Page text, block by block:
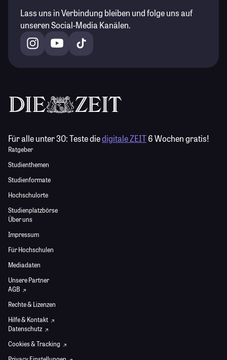
Lass uns in Verbindung bleiben und folge uns auf
unseren Social-Media Kanälen.
Für alle unter 30:Teste diedigitale ZEIT6 Wochen gratis!
Ratgeber
Studienthemen
Studienformate
Hochschulorte
Studienplatzbörse
Über uns
Impressum
Für Hochschulen
Mediadaten
Unsere Partner
AGB
Rechte & Lizenzen
Hilfe & Kontakt
Datenschutz
Cookies & Tracking